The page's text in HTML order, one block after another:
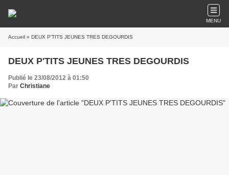
MENU
Accueil » DEUX P'TITS JEUNES TRES DEGOURDIS
DEUX P'TITS JEUNES TRES DEGOURDIS
Publié le 23/08/2012 à 01:50
Par Christiane